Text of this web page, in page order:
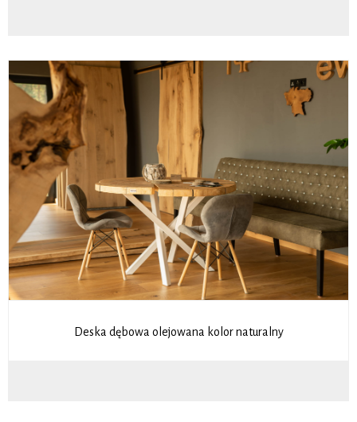
Deska dębowa olejowana kolor naturalny